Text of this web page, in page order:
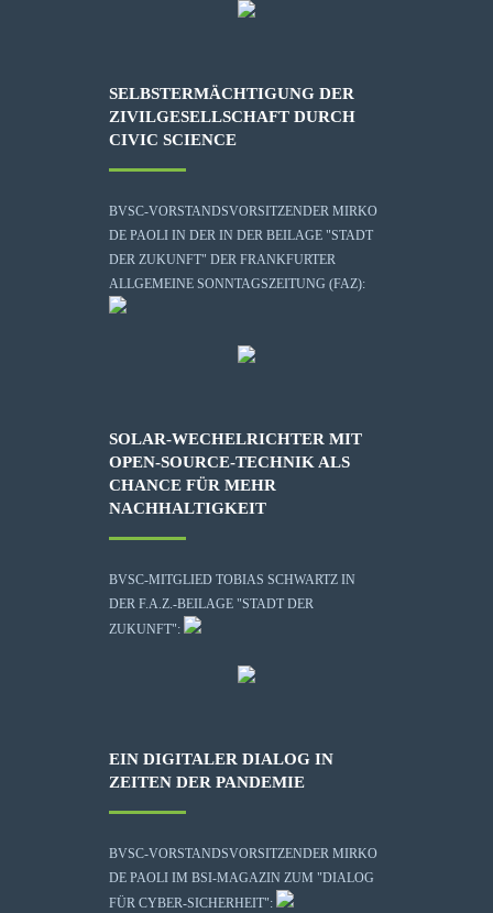
SELBSTERMÄCHTIGUNG DER
ZIVILGESELLSCHAFT DURCH
CIVIC SCIENCE
BVSC-VORSTANDSVORSITZENDER MIRKO
DE PAOLI IN DER IN DER BEILAGE "STADT
DER ZUKUNFT" DER FRANKFURTER
ALLGEMEINE SONNTAGSZEITUNG (FAZ):
SOLAR-WECHELRICHTER MIT
OPEN-SOURCE-TECHNIK ALS
CHANCE FÜR MEHR
NACHHALTIGKEIT
BVSC-MITGLIED TOBIAS SCHWARTZ IN
DER F.A.Z.-BEILAGE "STADT DER
ZUKUNFT":
EIN DIGITALER DIALOG IN
ZEITEN DER PANDEMIE
BVSC-VORSTANDSVORSITZENDER MIRKO
DE PAOLI IM BSI-MAGAZIN ZUM "DIALOG
FÜR CYBER-SICHERHEIT":